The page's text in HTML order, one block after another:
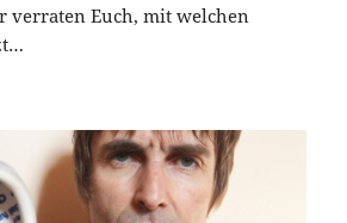
verraten Euch, mit welchen